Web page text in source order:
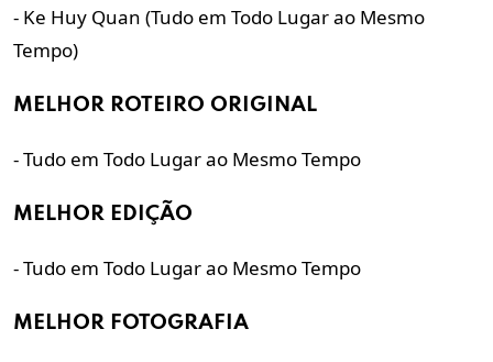
- Ke Huy Quan (Tudo em Todo Lugar ao Mesmo
Tempo)
MELHOR ROTEIRO ORIGINAL
- Tudo em Todo Lugar ao Mesmo Tempo
MELHOR EDIÇÃO
- Tudo em Todo Lugar ao Mesmo Tempo
MELHOR FOTOGRAFIA